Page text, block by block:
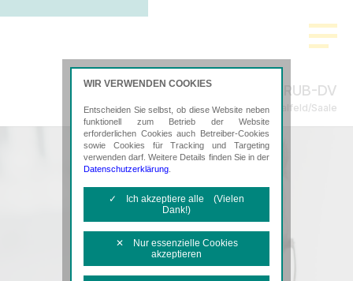
RUB-DV
Steuerberatung in Saalfeld/Saale
WIR VERWENDEN COOKIES
Entscheiden Sie selbst, ob diese Website neben
funktionell zum Betrieb der Website
erforderlichen Cookies auch Betreiber-Cookies
sowie Cookies für Tracking und Targeting
verwenden darf. Weitere Details finden Sie in der
Datenschutzerklärung
✓ Ich akzeptiere alle (Vielen
Dank!)
✕ Nur essenzielle Cookies
akzeptieren